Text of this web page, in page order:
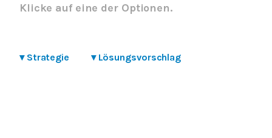
Klicke auf eine der Optionen.
▾ Strategie ▾ Lösungsvorschlag